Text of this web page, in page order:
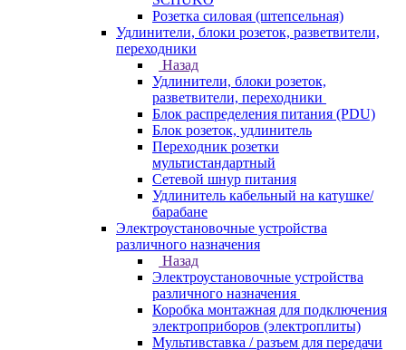
Розетка силовая (штепсельная)
Удлинители, блоки розеток, разветвители,
переходники
Назад
Удлинители, блоки розеток,
разветвители, переходники
Блок распределения питания (PDU)
Блок розеток, удлинитель
Переходник розетки
мультистандартный
Сетевой шнур питания
Удлинитель кабельный на катушке/
барабане
Электроустановочные устройства
различного назначения
Назад
Электроустановочные устройства
различного назначения
Коробка монтажная для подключения
электроприборов (электроплиты)
Мультивставка / разъем для передачи